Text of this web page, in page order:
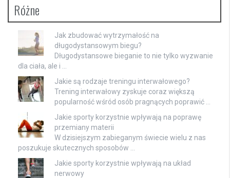
Różne
Jak zbudować wytrzymałość na
długodystansowym biegu?
Długodystansowe bieganie to nie tylko wyzwanie
dla ciała, ale i …
Jakie są rodzaje treningu interwałowego?
Trening interwałowy zyskuje coraz większą
popularność wśród osób pragnących poprawić …
Jakie sporty korzystnie wpływają na poprawę
przemiany materii
W dzisiejszym zabieganym świecie wielu z nas
poszukuje skutecznych sposobów …
Jakie sporty korzystnie wpływają na układ
nerwowy